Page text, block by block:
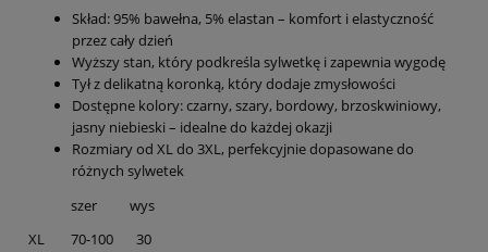
Skład: 95% bawełna, 5% elastan – komfort i elastyczność
przez cały dzień
Wyższy stan, który podkreśla sylwetkę i zapewnia wygodę
Tył z delikatną koronką, który dodaje zmysłowości
Dostępne kolory: czarny, szary, bordowy, brzoskwiniowy,
jasny niebieski – idealne do każdej okazji
Rozmiary od XL do 3XL, perfekcyjnie dopasowane do
różnych sylwetek
szer wys
XL 70-100 30